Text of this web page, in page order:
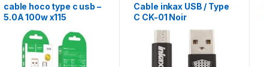
cable hoco type c usb –
5.0A 100w x115
Cable inkax USB / Type
C CK-01 Noir